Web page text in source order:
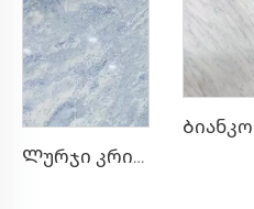
Ლურჯი კრისტალი ნაცრისფერ-თეთრი ბუნებრივი ქვის მარმარილო ლურჯ-ნაცრისფერი ტექსტურით და შუქზე მოქანდაკებული ლაქებით